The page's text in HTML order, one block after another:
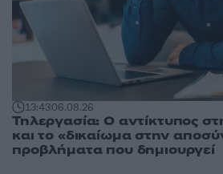
13:4306.08.26
Τηλεργασία: Ο αντίκτυπος
και το «δικαίωμα στην
προβλήματα που δημιουργεί